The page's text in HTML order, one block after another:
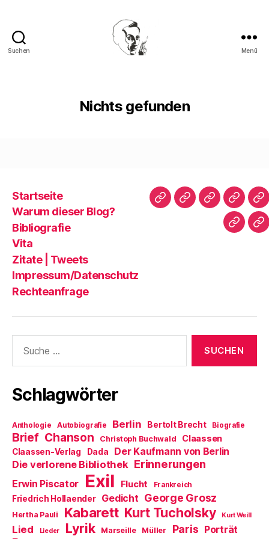
Suchen Menü
Nichts gefunden
Startseite
Warum dieser Blog?
Bibliografie
Vita
Zitate | Tweets
Impressum/Datenschutz
Rechteanfrage
Startseite
WarumBibliografie
Vita
|
nach:
Schlagwörter
Anthologie Autobiografie Berlin Bertolt Brecht Biografie
Brief Chanson Christoph Buchwald Claassen
Claassen-Verlag Dada Der Kaufmann von Berlin
Die verlorene Bibliothek Erinnerungen
Erwin Piscator Exil Flucht Frankreich
Friedrich Hollaender Gedicht George Grosz
Hertha Pauli Kabarett Kurt Tucholsky Kurt Weill
Lied Lieder Lyrik Marseille Müller Paris Porträt